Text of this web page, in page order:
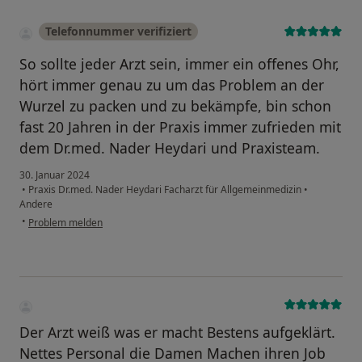
Telefonnummer verifiziert
So sollte jeder Arzt sein, immer ein offenes Ohr,
hört immer genau zu um das Problem an der
Wurzel zu packen und zu bekämpfe, bin schon
fast 20 Jahren in der Praxis immer zufrieden mit
dem Dr.med. Nader Heydari und Praxisteam.
30. Januar 2024
• Praxis Dr.med. Nader Heydari Facharzt für Allgemeinmedizin •
Andere
• Problem melden
Der Arzt weiß was er macht Bestens aufgeklärt.
Nettes Personal die Damen Machen ihren Job